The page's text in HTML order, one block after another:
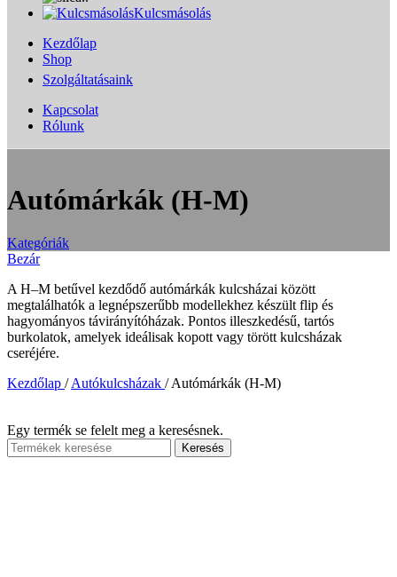
Kulcsmásolás
Kezdőlap
Shop
Szolgáltatásaink
Kapcsolat
Rólunk
Autómárkák (H-M)
Kategóriák
Bezár
A H–M betűvel kezdődő autómárkák kulcsházai között
megtalálhatók a legnépszerűbb modellekhez készült flip és
hagyományos távirányítóházak. Pontos illeszkedésű, tartós
burkolatok, amelyek ideálisak kopott vagy törött kulcsházak
cseréjére.
Kezdőlap /Autókulcsházak /Autómárkák (H-M)
Egy termék se felelt meg a keresésnek.
Keresés